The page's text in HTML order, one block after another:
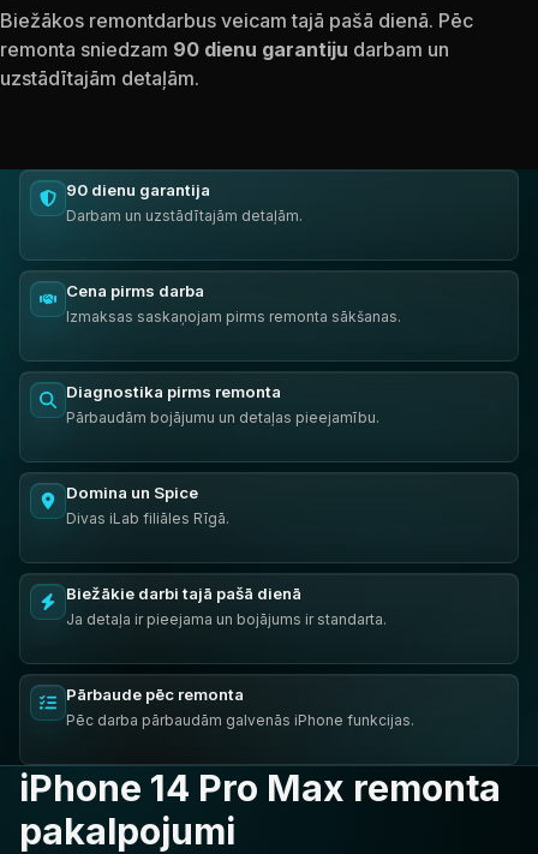
Biežākos remontdarbus veicam tajā pašā dienā. Pēc
remonta sniedzam 90 dienu garantiju darbam un
uzstādītajām detaļām.
90 dienu garantija
Darbam un uzstādītajām detaļām.
Cena pirms darba
Izmaksas saskaņojam pirms remonta sākšanas.
Diagnostika pirms remonta
Pārbaudām bojājumu un detaļas pieejamību.
Domina un Spice
Divas iLab filiāles Rīgā.
Biežākie darbi tajā pašā dienā
Ja detaļa ir pieejama un bojājums ir standarta.
Pārbaude pēc remonta
Pēc darba pārbaudām galvenās iPhone funkcijas.
iPhone 14 Pro Max remonta
pakalpojumi